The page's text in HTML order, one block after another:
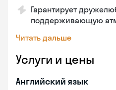
Гарантирует
поддерживающую
Читать дальше
Услуги и цены
Английский язык